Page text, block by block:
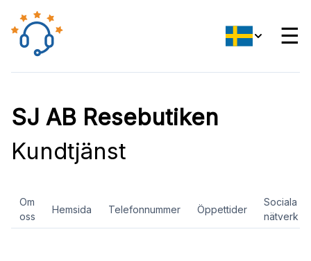
☰
SJ AB Resebutiken
Kundtjänst
Om
oss
Hemsida Telefonnummer Öppettider
Sociala
nätverk